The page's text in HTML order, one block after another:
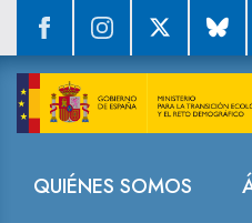
QUIÉNES SOMOS
Sala